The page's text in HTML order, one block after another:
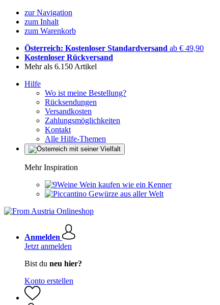
zur Navigation
zum Inhalt
zum Warenkorb
Österreich: Kostenloser Standardversand ab € 49,90
Kostenloser Rückversand
Mehr als 6.150 Artikel
Hilfe
Wo ist meine Bestellung?
Rücksendungen
Versandkosten
Zahlungsmöglichkeiten
Kontakt
Alle Hilfe-Themen
Mehr Inspiration
Wein kaufen wie ein Kenner
Gewürze aus aller Welt
Anmelden
Jetzt anmelden
Bist du neu hier?
Konto erstellen